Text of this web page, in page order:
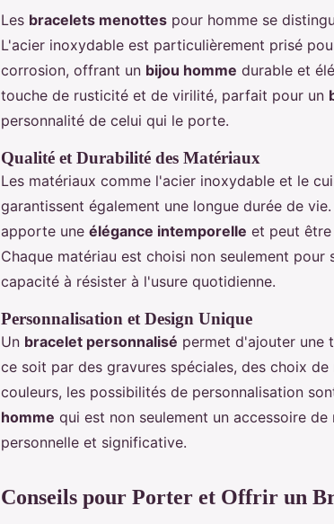
Les bracelets menottes pour homme se
L'acier inoxydable est particulièrement prisé
corrosion, offrant un bijou homme durable et
touche de rusticité et de virilité, parfait pour un
personnalité de celui qui le porte.
Qualité et Durabilité des Matériaux
Les matériaux comme l'acier inoxydable et le
garantissent également une longue durée de
apporte une élégance intemporelle et peut
Chaque matériau est choisi non seulement pour
capacité à résister à l'usure quotidienne.
Personnalisation et Design Unique
Un bracelet personnalisé permet d'ajouter une
ce soit par des gravures spéciales, des choix
couleurs, les possibilités de personnalisation
homme qui est non seulement un accessoire
personnelle et significative.
Conseils pour Porter et Offrir un